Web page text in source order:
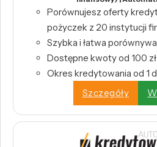
Porównujesz oferty
pożyczek z 20 instytucji
Szybka i łatwa
Dostępne kwoty od 100
Okres kredytowania od 1
Szczegóły